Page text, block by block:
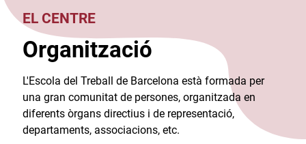
EL CENTRE
Organització
L'Escola del Treball de Barcelona està formada per
una gran comunitat de persones, organitzada en
diferents òrgans directius i de representació,
departaments, associacions, etc.​